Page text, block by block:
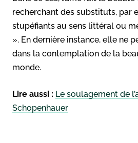
recherchant des substituts, par
stupéfiants au sens littéral ou
». En dernière instance, elle ne
dans la contemplation de la
monde.
Lire aussi : Le soulagement de
Schopenhauer